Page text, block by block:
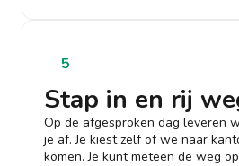
5
Stap in en rij
Op de afgesproken dag leveren
je af. Je kiest zelf of we naar
komen. Je kunt meteen de weg